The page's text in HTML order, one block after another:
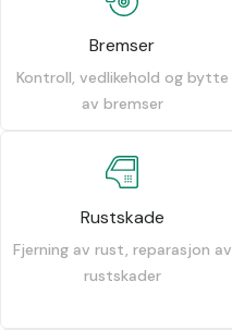
Bremser
Kontroll, vedlikehold og bytte
av bremser
Rustskade
Fjerning av rust, reparasjon av
rustskader